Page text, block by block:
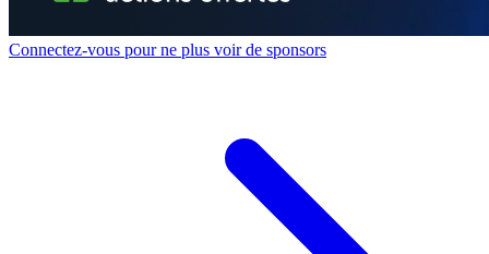
Connectez-vous pour ne plus voir de sponsors